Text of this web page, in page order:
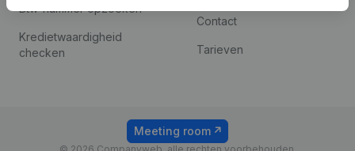
Btw-nummer opzoeken
Kredietwaardigheid
checken
Contact
Tarieven
Meeting room